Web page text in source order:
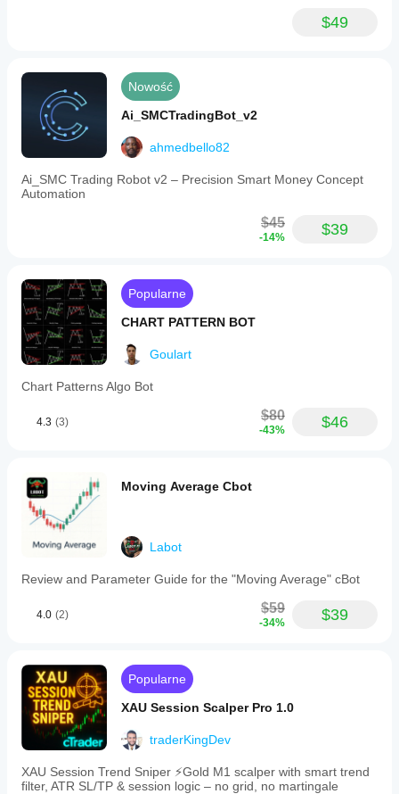
$49
Nowość
Ai_SMCTradingBot_v2
ahmedbello82
Ai_SMC Trading Robot v2 – Precision Smart Money Concept
Automation
$45
-14% $39
Popularne
CHART PATTERN BOT
Goulart
Chart Patterns Algo Bot
4.3 (3) $80
-43% $46
Moving Average Cbot
Labot
Review and Parameter Guide for the "Moving Average" cBot
4.0 (2) $59
-34% $39
Popularne
XAU Session Scalper Pro 1.0
traderKingDev
XAU Session Trend Sniper ⚡️Gold M1 scalper with smart trend
filter, ATR SL/TP & session logic – no grid, no martingale